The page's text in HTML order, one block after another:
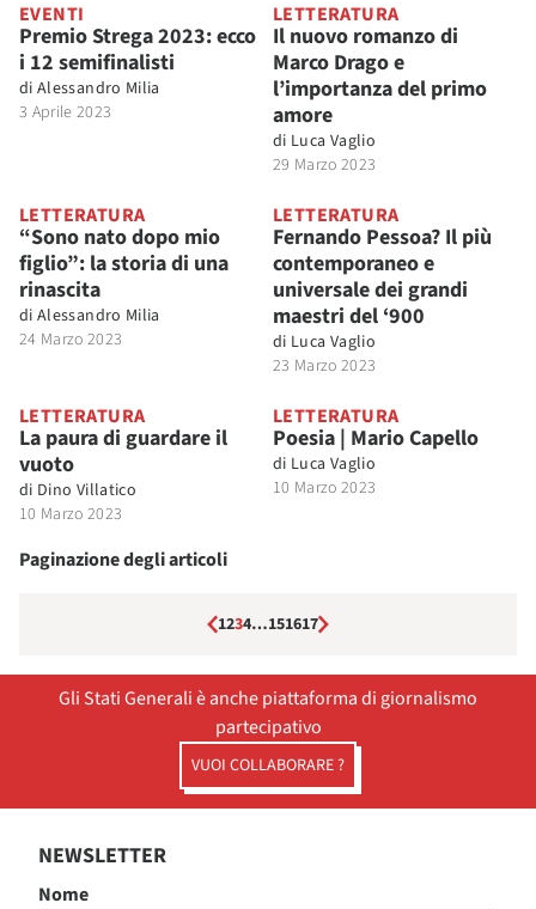
EVENTI
Premio Strega 2023: ecco
i 12 semifinalisti
di Alessandro Milia
3 Aprile 2023
LETTERATURA
Il nuovo romanzo di
Marco Drago e
l’importanza del primo
amore
di Luca Vaglio
29 Marzo 2023
LETTERATURA
“Sono nato dopo mio
figlio”: la storia di una
rinascita
di Alessandro Milia
24 Marzo 2023
LETTERATURA
Fernando Pessoa? Il più
contemporaneo e
universale dei grandi
maestri del ‘900
di Luca Vaglio
23 Marzo 2023
LETTERATURA
La paura di guardare il
vuoto
di Dino Villatico
10 Marzo 2023
LETTERATURA
Poesia | Mario Capello
di Luca Vaglio
10 Marzo 2023
Paginazione degli articoli
1234…151617
Gli Stati Generali è anche piattaforma di giornalismo
partecipativo
VUOI COLLABORARE ?
NEWSLETTER
Nome